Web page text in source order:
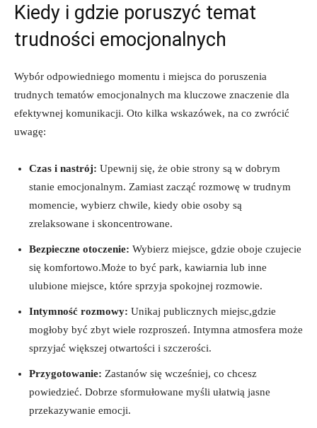
Kiedy i gdzie poruszyć temat
trudności emocjonalnych
Wybór odpowiedniego momentu i miejsca do poruszenia
trudnych tematów emocjonalnych ma kluczowe znaczenie dla
efektywnej komunikacji. Oto kilka wskazówek, na co zwrócić
uwagę:
Czas i nastrój: Upewnij się, że obie strony są w dobrym
stanie emocjonalnym. Zamiast zacząć rozmowę w trudnym
momencie, wybierz chwile, kiedy obie osoby są
zrelaksowane i skoncentrowane.
Bezpieczne otoczenie: Wybierz miejsce, gdzie oboje czujecie
się komfortowo.Może to być park, kawiarnia lub inne
ulubione miejsce, które sprzyja spokojnej rozmowie.
Intymność rozmowy: Unikaj publicznych miejsc,gdzie
mogłoby być zbyt wiele rozproszeń. Intymna atmosfera może
sprzyjać większej otwartości i szczerości.
Przygotowanie: Zastanów się wcześniej, co chcesz
powiedzieć. Dobrze sformułowane myśli ułatwią jasne
przekazywanie emocji.